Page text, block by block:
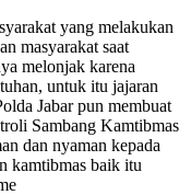
yang melakukan
masyarakat saat
melonjak karena
untuk itu jajaran
Jabar pun membuat
Sambang Kamtibmas
dan nyaman kepada
kamtibmas baik itu